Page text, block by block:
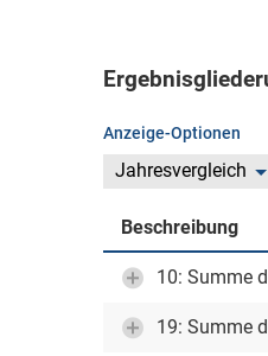
Anzeige-Optionen
Jahresvergleich
Beschreibung
10: Summe
19: Summe